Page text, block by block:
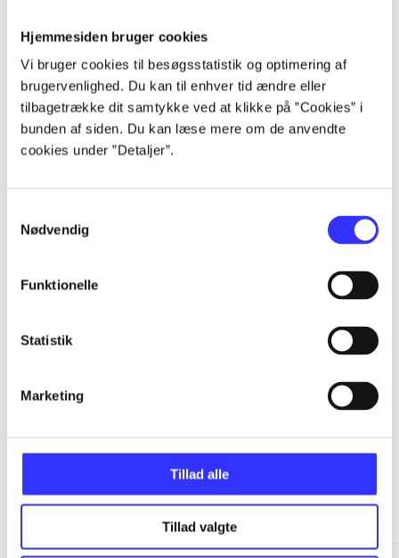
Hjemmesiden bruger cookies
Vi bruger cookies til besøgsstatistik og optimering af
brugervenlighed. Du kan til enhver tid ændre eller
tilbagetrække dit samtykke ved at klikke på ”Cookies” i
bunden af siden. Du kan læse mere om de anvendte
cookies under ”Detaljer”.
Nødvendig
Funktionelle
Statistik
Marketing
Tillad alle
Tillad valgte
Artikler
Alle registrerede artikler fordelt på udgivelser
...
Minder om